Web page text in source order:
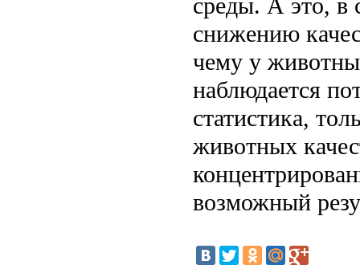
среды. А это, в
снижению
чему у
наблюдается
статистика,
животных
возможный